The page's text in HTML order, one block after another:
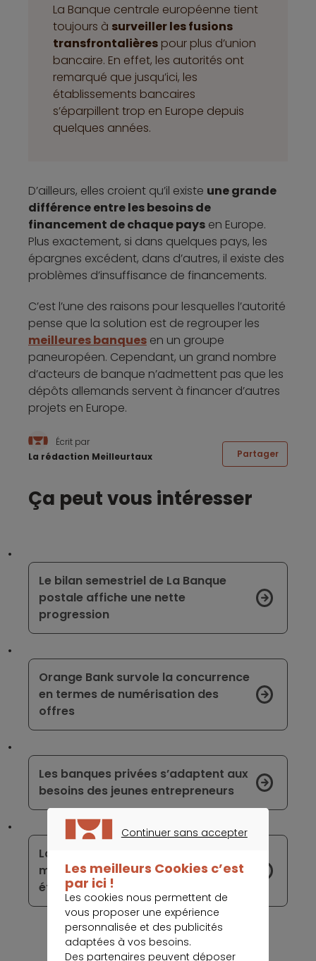
La Banque centrale européenne tient
toujours à surveiller les fusions
transfrontalières pour plus d’union
bancaire. En effet, les autorités ont
remarqué que jusqu’ici, les
établissements bancaires
s’éparpillent trop en Europe depuis
quelques années.
D’ailleurs, elles croient qu’il existe une grande
différence entre les besoins de
financement de chaque pays en Europe.
Plus exactement, si dans quelques pays, les
épargnes excédent, dans d’autres, il existe des
problèmes d’insuffisance de financements.
C’est l’une des raisons pour lesquelles l’autorité
pense que la solution est de regrouper les
meilleures banques en un groupe
paneuropéen. Cependant, un grand nombre
d’acteurs de banque n’admettent pas que les
dépôts allemands servent à financer d’autres
projets en Europe.
Écrit par
La rédaction Meilleurtaux
Partager
Ça peut vous intéresser
Le bilan semestriel de La Banque
postale affiche une nette
progression
Orange Bank survole la concurrence
en termes de numérisation des
offres
Les banques privées s’adaptent aux
besoins des jeunes entrepreneurs
La crise turque représente une
menace pour les banques
étrangères
Continuer sans accepter
Les meilleurs Cookies c’est
par ici !
Les cookies nous permettent de
vous proposer une expérience
personnalisée et des publicités
adaptées à vos besoins.
Des partenaires peuvent déposer